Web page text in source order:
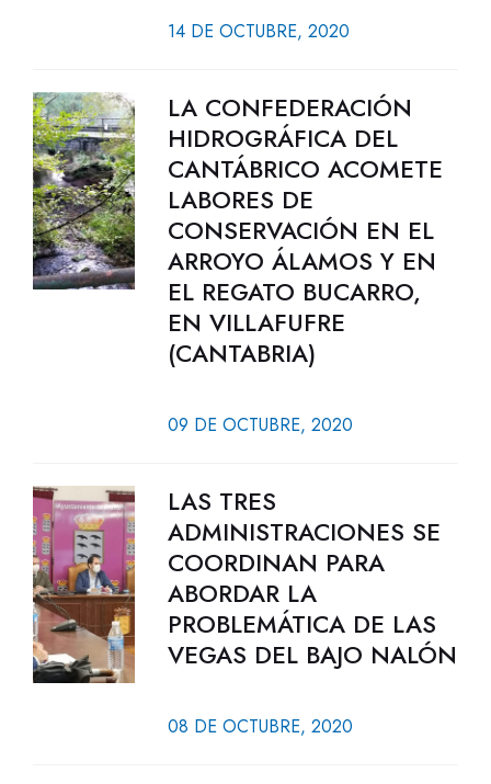
14 DE OCTUBRE, 2020
LA CONFEDERACIÓN
HIDROGRÁFICA DEL
CANTÁBRICO ACOMETE
LABORES DE
CONSERVACIÓN EN EL
ARROYO ÁLAMOS Y EN
EL REGATO BUCARRO,
EN VILLAFUFRE
(CANTABRIA)
09 DE OCTUBRE, 2020
LAS TRES
ADMINISTRACIONES SE
COORDINAN PARA
ABORDAR LA
PROBLEMÁTICA DE LAS
VEGAS DEL BAJO NALÓN
08 DE OCTUBRE, 2020